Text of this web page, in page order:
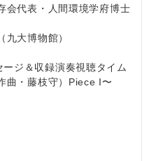
代表・人間環境学府博士
大博物館）
ジ＆収録演奏視聴タイム
曲・藤枝守）Piece I〜